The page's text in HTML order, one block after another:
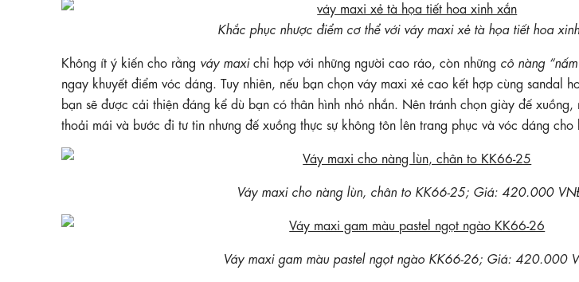
Khắc phục nhược điểm cơ thể với váy maxi xẻ tà họa tiết hoa
Không ít ý kiến cho rằng váy maxichỉ hợp với những người cao ráo, còn những cô nàng
ngay khuyết điểm vóc dáng. Tuy nhiên, nếu bạn chọn váy maxi xẻ cao kết hợp cùng sandal
bạn sẽ được cải thiện đáng kể dù bạn có thân hình nhỏ nhắn. Nên tránh chọn giày đế
thoải mái và bước đi tư tin nhưng đế xuồng thực sự không tôn lên trang phục và vóc dáng cho
Váy maxi cho nàng lùn, chân to KK66-25; Giá: 420.000
Váy maxi gam màu pastel ngọt ngào KK66-26; Giá: 420.000